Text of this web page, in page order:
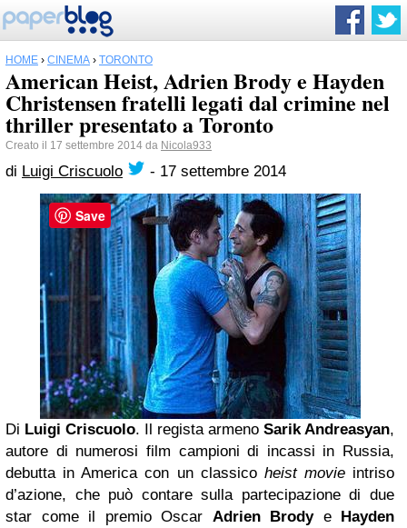
HOME › CINEMA › TORONTO
American Heist, Adrien Brody e Hayden
Christensen fratelli legati dal crimine nel
thriller presentato a Toronto
Creato il 17 settembre 2014 da Nicola933
di Luigi Criscuolo - 17 settembre 2014
Di Luigi Criscuolo. Il regista armeno Sarik Andreasyan,
autore di numerosi film campioni di incassi in Russia,
debutta in America con un classico heist movieintriso
d’azione, che può contare sulla partecipazione di due
star come il premio Oscar Adrien Brodye Hayden
Save